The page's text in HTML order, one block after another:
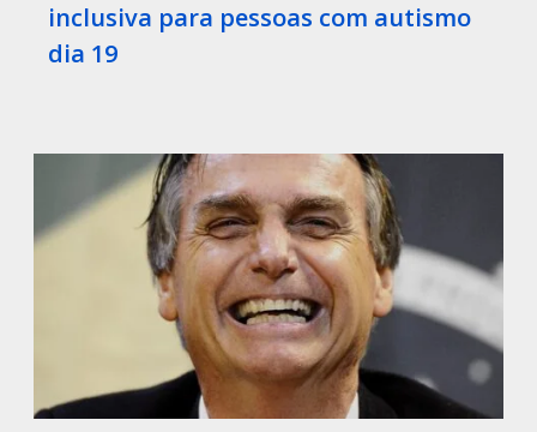
inclusiva para pessoas com autismo
dia 19